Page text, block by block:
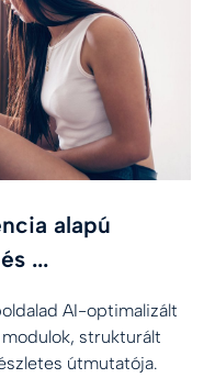
alapú
...
AI-optimalizált
strukturált
útmutatója.